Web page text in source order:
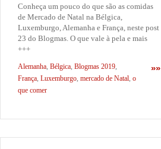
Conheça um pouco do que são as comidas
de Mercado de Natal na Bélgica,
Luxemburgo, Alemanha e França, neste post
23 do Blogmas. O que vale à pela e mais
+++
»»
Alemanha Bélgica Blogmas 2019
França Luxemburgo mercado de Natal o
que comer